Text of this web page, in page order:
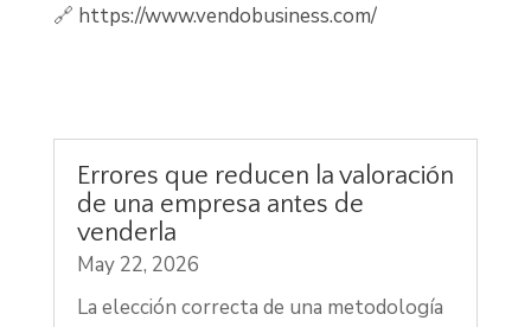
🔗 https://www.vendobusiness.com/
Errores que reducen la valoración
de una empresa antes de
venderla
May 22, 2026
La elección correcta de una metodología